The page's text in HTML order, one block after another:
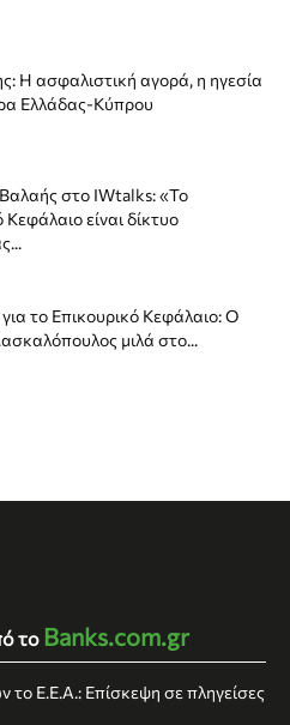
Η ασφαλιστική αγορά, η ηγεσία
Ελλάδας-Κύπρου
στο IWtalks: «Το
Κεφάλαιο είναι δίκτυο
το Επικουρικό Κεφάλαιο: Ο
μιλά στο...
το Banks.com.gr
Ε.Ε.Α.: Επίσκεψη σε πληγείσες